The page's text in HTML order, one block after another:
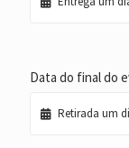
Data do final do